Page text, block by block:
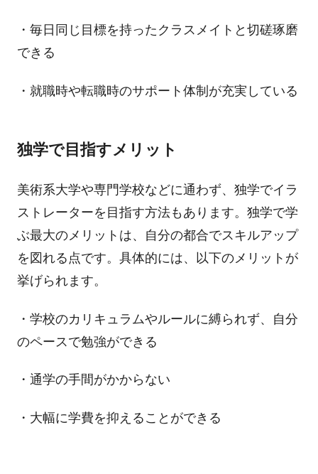
・毎日同じ目標を持ったクラスメイトと切磋琢磨
できる
・就職時や転職時のサポート体制が充実している
独学で目指すメリット
美術系大学や専門学校などに通わず、独学でイラ
ストレーターを目指す方法もあります。独学で学
ぶ最大のメリットは、自分の都合でスキルアップ
を図れる点です。具体的には、以下のメリットが
挙げられます。
・学校のカリキュラムやルールに縛られず、自分
のペースで勉強ができる
・通学の手間がかからない
・大幅に学費を抑えることができる